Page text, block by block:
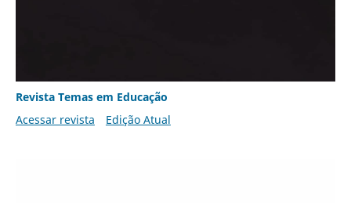
Revista Temas em Educação
Acessar revista
Edição Atual